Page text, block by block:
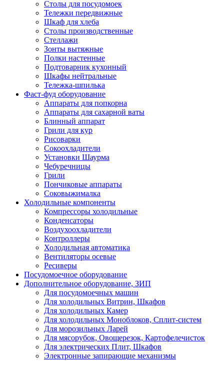
Столы для посудомоек
Тележки передвижные
Шкаф для хлеба
Столы производственные
Стеллажи
Зонты вытяжные
Полки настенные
Подтоварник кухонный
Шкафы нейтральные
Тележка-шпилька
Фаст-фуд оборудование
Аппараты для попкорна
Аппараты для сахарной ваты
Блинный аппарат
Грили для кур
Рисоварки
Сокоохладители
Установки Шаурма
Чебуречницы
Грили
Пончиковые аппараты
Соковыжималка
Холодильные компоненты
Компрессоры холодильные
Конденсаторы
Воздухоохладители
Контроллеры
Холодильная автоматика
Вентиляторы осевые
Ресиверы
Посудомоечное оборудование
Дополнительное оборудование, ЗИП
Для посудомоечных машин
Для холодильных Витрин, Шкафов
Для холодильных Камер
Для холодильных Моноблоков, Сплит-систем
Для морозильных Ларей
Для мясорубок, Овощерезок, Картофелечисток
Для электрических Плит, Шкафов
Электронные запирающие механизмы